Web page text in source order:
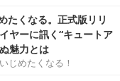
たくなる。正式版リリ
ヤーに訊く“キュートア
魅力とは
じめたくなる！